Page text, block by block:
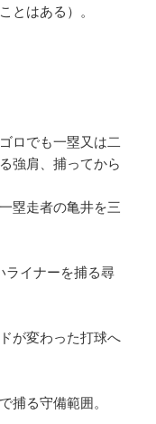
とはある）。
ロでも一塁又は二
強肩、捕ってから
塁走者の亀井を三
イナーを捕る尋
が変わった打球へ
る守備範囲。